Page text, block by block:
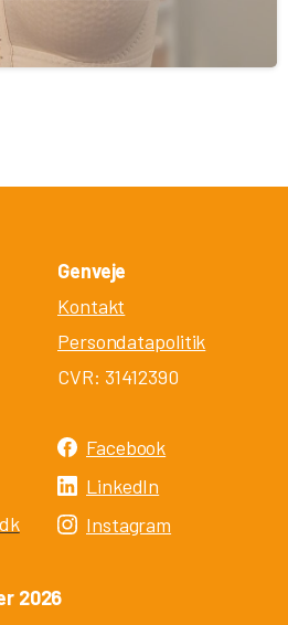
Genveje
Kontakt
Persondatapolitik
CVR: 31412390
Facebook
LinkedIn
Instagram
2026